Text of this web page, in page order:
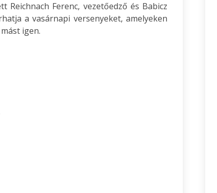
Ferenc, vezetőedző és Babicz
a vasárnapi versenyeket, amelyeken
igen.